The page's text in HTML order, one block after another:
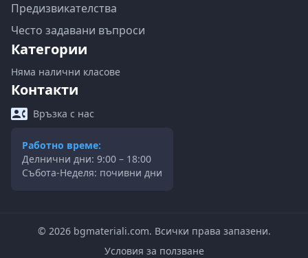
Предизвикателства
Често задавани въпроси
Категории
Няма налични класове
Контакти
Връзка с нас
Работно време:
Делнични дни: 9:00 – 18:00
Събота-Неделя: почивни дни
© 2026bgmateriali.com. Всички права запазени.
Условия за ползване